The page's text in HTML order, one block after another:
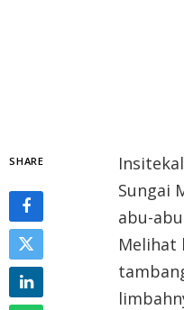
SHARE
Sungai
abu-
Melihat